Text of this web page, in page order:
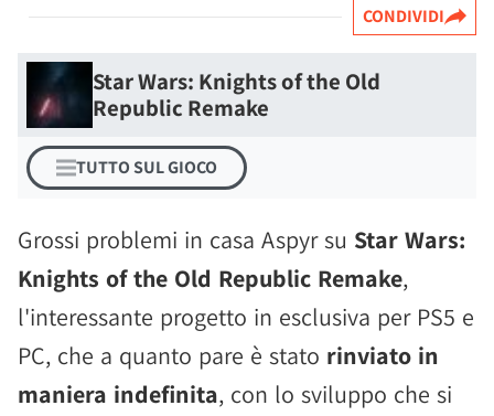
CONDIVIDI
Star Wars: Knights of the Old
Republic Remake
TUTTO SUL GIOCO
Grossi problemi in casa Aspyr su Star Wars:
Knights of the Old Republic Remake,
l'interessante progetto in esclusiva per PS5 e
PC, che a quanto pare è stato rinviato in
maniera indefinita, con lo sviluppo che si